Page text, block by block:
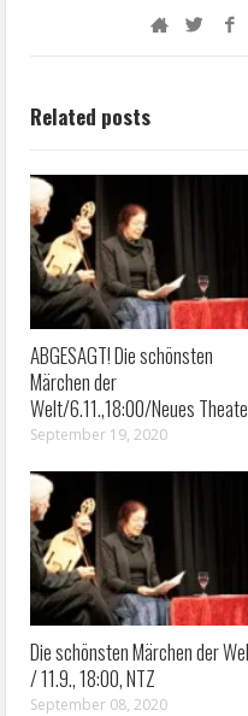
Related posts
ABGESAGT! Die schönsten
Märchen der
Welt/6.11.,18:00/Neues
September 19, 2020
Die schönsten Märchen der
/ 11.9., 18:00, NTZ
September 08, 2020